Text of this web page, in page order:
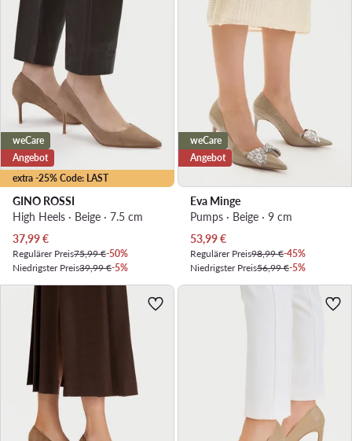
extra -25% Code: LAST
weCare
Angebot
GINO ROSSI
High Heels · Beige · 7.5 cm
Aktueller Preis
37,99€
Regulärer Preis75,99 €-50%
Niedrigster Preis39,99 €-5%
weCare
Angebot
Eva Minge
Pumps · Beige · 9 cm
Aktueller Preis
53,99€
Regulärer Preis98,99 €-45%
Niedrigster Preis56,99 €-5%